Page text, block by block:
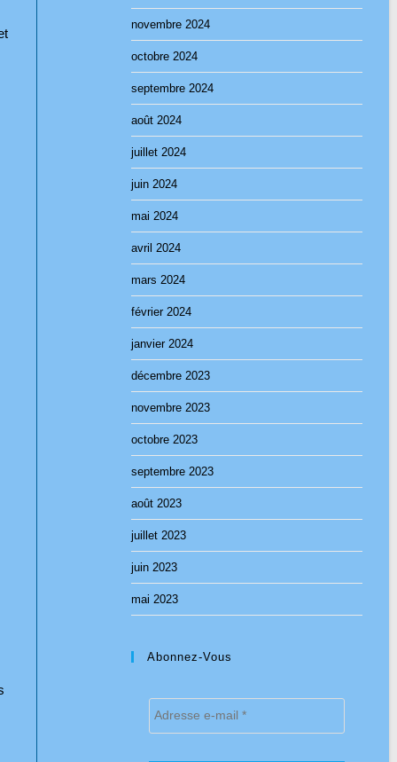
novembre 2024
octobre 2024
septembre 2024
août 2024
juillet 2024
juin 2024
mai 2024
avril 2024
mars 2024
février 2024
janvier 2024
décembre 2023
novembre 2023
octobre 2023
septembre 2023
août 2023
juillet 2023
juin 2023
mai 2023
Abonnez-Vous